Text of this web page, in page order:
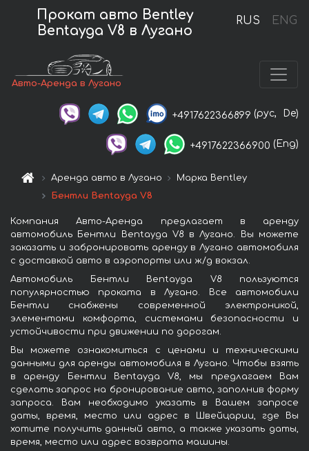
RUS ENG
Прокат авто Bentley
Bentayga V8 в Лугано
Авто-Аренда в Лугано
+4917622366899 (рус, De)
+4917622366900 (Eng)
Аренда авто в Лугано
Марка Bentley
Бентли Bentayga V8
Компания Авто-Аренда предлагает в аренду
автомобиль Бентли Bentayga V8 в Лугано. Вы можете
заказать и забронировать аренду в Лугано автомобиля
с доставкой авто в аэропорты или ж/д вокзал.
Автомобиль Бентли Bentayga V8 пользуются
популярностью проката в Лугано. Все автомобили
Бентли снабжены современной электроникой,
элементами комфорта, системами безопасности и
устойчивости при движении по дорогам.
Вы можете ознакомиться с ценами и техническими
данными для аренды автомобиля в Лугано. Чтобы взять
в аренду Бентли Bentayga V8, мы предлагаем Вам
сделать запрос на бронирование авто, заполнив форму
запроса. Вам необходимо указать в Вашем запросе
даты, время, место или адрес в Швейцарии, где Вы
хотите получить данный авто, а также указать даты,
время, место или адрес возврата машины.